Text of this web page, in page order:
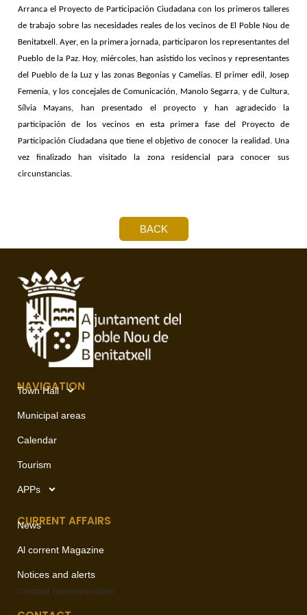
Arranca el Proyecto de Participación Ciudadana con los primeros talleres
de trabajo sobre las necesidades reales de los vecinos de El Poble Nou de
Benitatxell. Ayer, en la primera jornada, participaron los representantes del
Pueblo de la Paz. Hoy, miércoles, han asistido los vecinos y representantes
del Pueblo de la Luz y las zonas Begonias y Camelias. El primer edil, Josep
Femenia, y los concejales de Comunicación, Manolo Segarra, y de Cultura,
Sílvia Mayans, han presentado el proyecto y han agradecido la
participación de los vecinos en esta primera fase del Proyecto de
Participación Ciudadana que tiene el objetivo de conocer la realidad. Una
vez finalizado han visitado la zona residencial para conocer sus
circunstancias.
BACK
NAVIGATION
Town Hall
Municipal areas
Calendar
Tourism
APPs
CURRENT AFFAIRS
News
Al corrent Magazine
Notices and alerts
Contact communication